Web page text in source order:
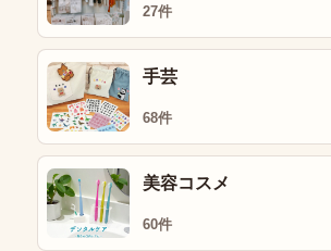
27件
手芸
68件
美容コスメ
60件